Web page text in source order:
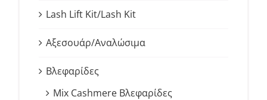
Lash Lift Kit/Lash Kit
Αξεσουάρ/Αναλώσιμα
Βλεφαρίδες
Mix Cashmere Βλεφαρίδες